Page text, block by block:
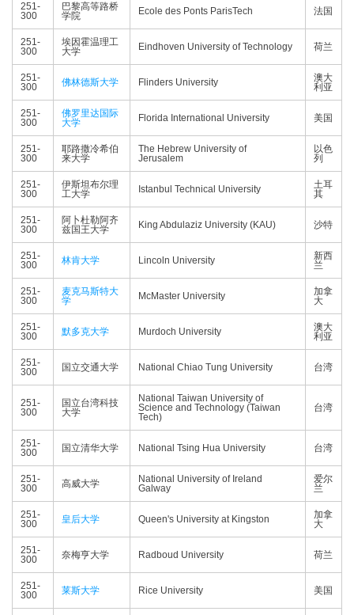
251-
300
巴黎高等路桥
学院
Ecole des Ponts ParisTech 法国
251-
300
埃因霍温理工
大学
Eindhoven University of Technology 荷兰
251-
300
佛林德斯大学 Flinders University
澳大
利亚
251-
300
佛罗里达国际
大学
Florida International University 美国
251-
300
耶路撒冷希伯
来大学
The Hebrew University of
Jerusalem
以色
列
251-
300
伊斯坦布尔理
工大学
Istanbul Technical University
土耳
其
251-
300
阿卜杜勒阿齐
兹国王大学
King Abdulaziz University (KAU) 沙特
251-
300
林肯大学 Lincoln University
新西
兰
251-
300
麦克马斯特大
学
McMaster University
加拿
大
251-
300
默多克大学 Murdoch University
澳大
利亚
251-
300
国立交通大学 National Chiao Tung University 台湾
251-
300
国立台湾科技
大学
National Taiwan University of
Science and Technology (Taiwan
Tech)
台湾
251-
300
国立清华大学 National Tsing Hua University 台湾
251-
300
高威大学
National University of Ireland
Galway
爱尔
兰
251-
300
皇后大学 Queen's University at Kingston
加拿
大
251-
300
奈梅亨大学 Radboud University 荷兰
251-
300
莱斯大学 Rice University 美国